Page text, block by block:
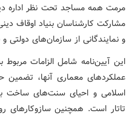
مرمت همه مساجد تحت نظر اداره
مشارکت کارشناسان بنیاد اوقاف
و نمایندگانی از سازمان‌های
این آیین‌نامه شامل الزامات
عملکردهای معماری آنها،
اسلامی و احیای سنت‌های ساخت
تاتار است. همچنین سازوکارهای